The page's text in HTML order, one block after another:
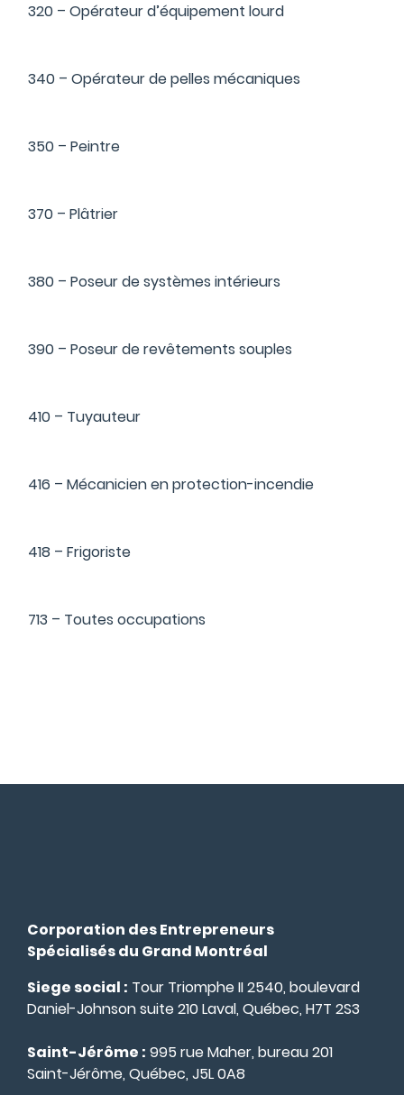
320 – Opérateur d’équipement lourd
340 – Opérateur de pelles mécaniques
350 – Peintre
370 – Plâtrier
380 – Poseur de systèmes intérieurs
390 – Poseur de revêtements souples
410 – Tuyauteur
416 – Mécanicien en protection-incendie
418 – Frigoriste
713 – Toutes occupations
Corporation des Entrepreneurs
Spécialisés du Grand Montréal
Siege social : Tour Triomphe II 2540, boulevard
Daniel-Johnson suite 210 Laval, Québec, H7T 2S3
Saint-Jérôme : 995 rue Maher, bureau 201
Saint-Jérôme, Québec, J5L 0A8